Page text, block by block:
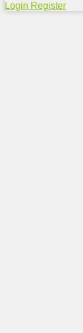
Login Register